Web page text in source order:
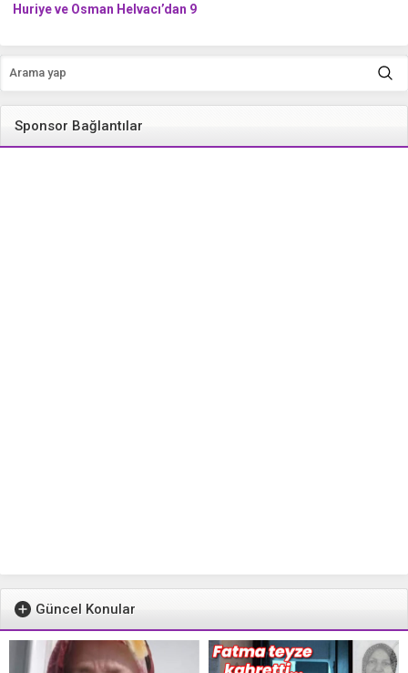
Huriye ve Osman Helvacı’dan 9
Sponsor Bağlantılar
Güncel Konular